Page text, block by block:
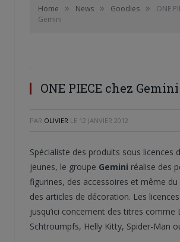
Home » News » Goodies »
ONE
Gemini
ONE PIECE chez Gemini
PAR OLIVIER LE 12 JANVIER 2012
Spécialiste des produits sous licences
jeunes, le groupe Gemini réalise des
figurines, des accessoires et même
des articles de décoration. Les licences
jusqu’ici concernent des titres comme
Schtroumpfs, Helly Kitty, Spider-Man